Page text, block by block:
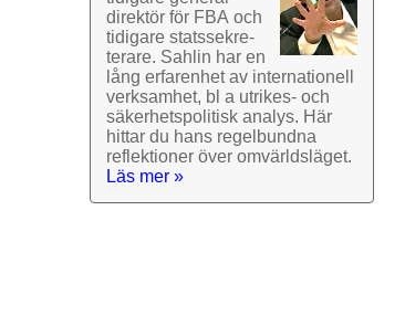
direktör för FBA och
tidigare stats­sekre­
terare. Sahlin har en
lång erfarenhet av inter­nationell
verk­samhet, bl a utrikes- och
säkerhets­politisk analys. Här
hittar du hans regel­bundna
reflek­tioner över omvärlds­läget.
Läs mer »